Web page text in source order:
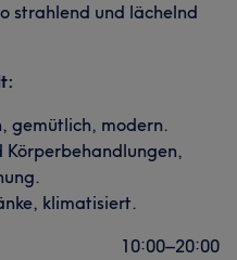
strahlend und lächelnd
gemütlich, modern.
Körperbehandlungen,
klimatisiert.
10:00–20:00